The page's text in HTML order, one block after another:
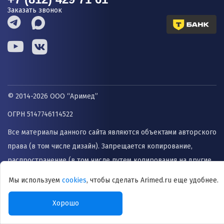
Заказать звонок
© 2014-2026 ООО “Аримед”
ОГРН 5147746114522
Все материалы данного сайта являются объектами авторского
права (в том числе дизайн). Запрещается копирование,
распространение (в том числе путем копирования на другие
предварительного согласия правообладателя. Информация,
представленная на сайте не заменяет прием врача и не
Мы используем cookies, чтобы сделать Arimed.ru еще удобнее.
Хорошо